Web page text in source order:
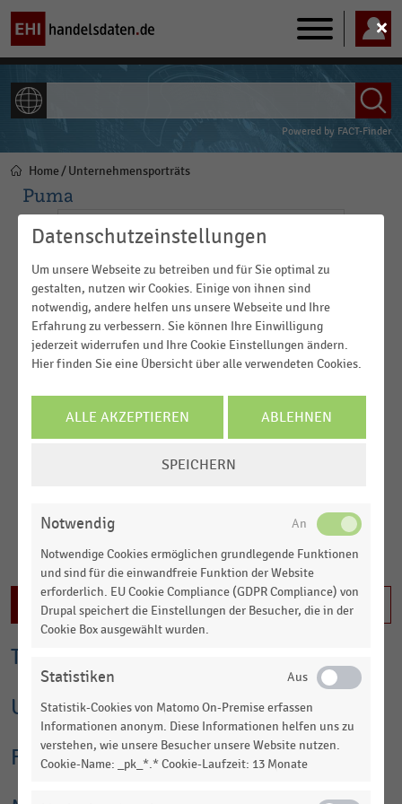
Main
navigation
Powered by FACT-Finder
Pfadnavigation
Home Unternehmensporträts
Puma
Puma mit Sitz in Herzogenaurach im mittelfränkischen
Landkreis Erlangen-Höchstadt ist ein Sportartikelanbieter und
Hersteller von Schuhen, Textilien und Accessoires.
Inhalte im Tarif Business XL sichtbar. Jetzt einloggen oder
Inhalt nicht freigeschaltet
Top-Statistiken
Umsatz
Finanzkennzahlen
Datenschutzeinstellungen
Um unsere Webseite zu betreiben und für Sie optimal zu
gestalten, nutzen wir Cookies. Einige von ihnen sind
notwendig, andere helfen uns unsere Webseite und Ihre
Erfahrung zu verbessern. Sie können Ihre Einwilligung
jederzeit widerrufen und Ihre Cookie Einstellungen ändern.
Hier finden Sie eine Übersicht über alle verwendeten Cookies.
ALLE AKZEPTIEREN ABLEHNEN
SPEICHERN
Notwendig
Notwendige Cookies ermöglichen grundlegende Funktionen
und sind für die einwandfreie Funktion der Website
erforderlich. EU Cookie Compliance (GDPR Compliance) von
Drupal speichert die Einstellungen der Besucher, die in der
Cookie Box ausgewählt wurden.
Statistiken
Statistik-Cookies von Matomo On-Premise erfassen
Informationen anonym. Diese Informationen helfen uns zu
verstehen, wie unsere Besucher unsere Website nutzen.
Cookie-Name: _pk_*.* Cookie-Laufzeit: 13 Monate